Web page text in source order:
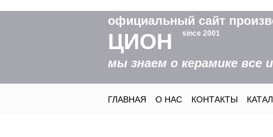
официальный сайт
ЦИОН since 2001
мы знаем о керамике все
ГЛАВНАЯ О НАС КОНТАКТЫ